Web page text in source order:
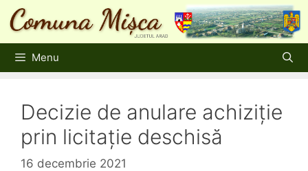
Sari
conținut
Menu
Decizie de anulare achiziție
prin licitație deschisă
16 decembrie 2021